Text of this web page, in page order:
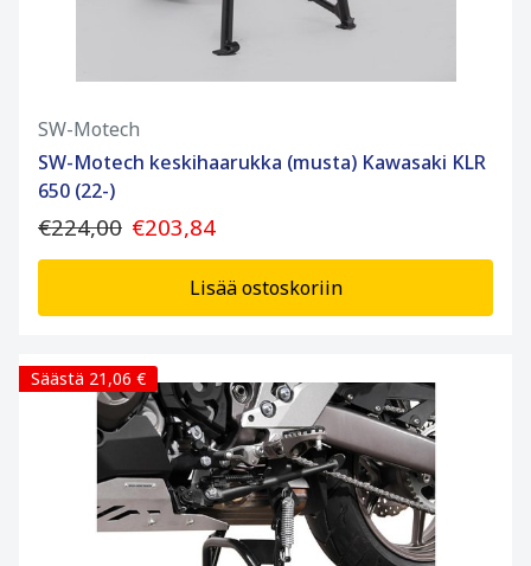
SW-Motech
SW-Motech keskihaarukka (musta) Kawasaki KLR
650 (22-)
€224,00 €203,84
Lisää ostoskoriin
Säästä 21,06 €